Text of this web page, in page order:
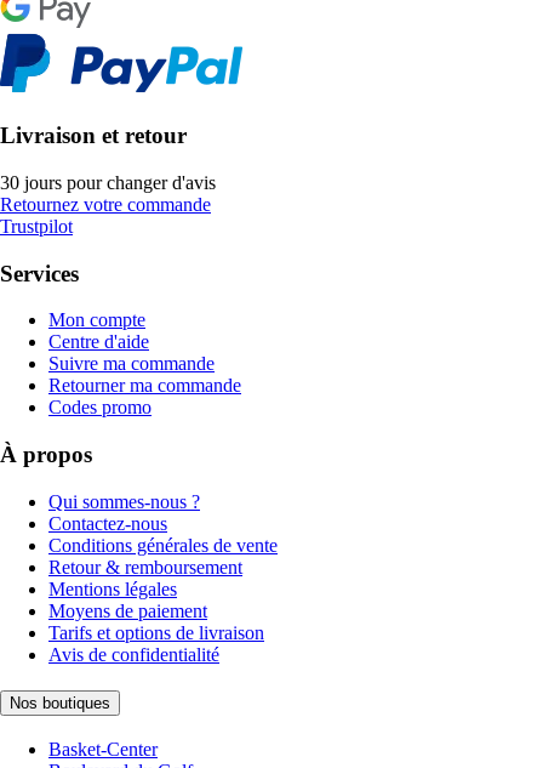
Livraison et retour
30 jours pour changer d'avis
Retournez votre commande
Trustpilot
Services
Mon compte
Centre d'aide
Suivre ma commande
Retourner ma commande
Codes promo
À propos
Qui sommes-nous ?
Contactez-nous
Conditions générales de vente
Retour & remboursement
Mentions légales
Moyens de paiement
Tarifs et options de livraison
Avis de confidentialité
Nos boutiques
Basket-Center